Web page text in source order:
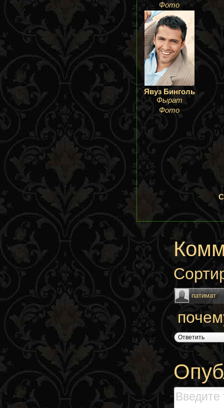
Фото
Явуз Бинголь
Фырат
Фото
патимат
Ответить